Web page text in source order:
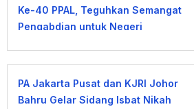
Ke-40 PPAL, Teguhkan Semangat
Pengabdian untuk Negeri
PA Jakarta Pusat dan KJRI Johor
Bahru Gelar Sidang Isbat Nikah